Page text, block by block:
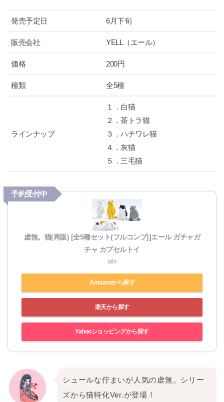
発売予定日 6月下旬
販売会社 YELL（エール）
価格 200円
種類 全5種
ラインナップ
１．白猫
２．茶トラ猫
３．ハチワレ猫
４．灰猫
５．三毛猫
虚無。猫(再販) [全5種セット(フルコンプ)]エール ガチャガ
チャ カプセルトイ
aile
Amazonから探す
楽天から探す
Yahooショッピングから探す
予約受付中
シュールな佇まいが人気の虚無。シリー
ズから猫特化Ver.が登場！